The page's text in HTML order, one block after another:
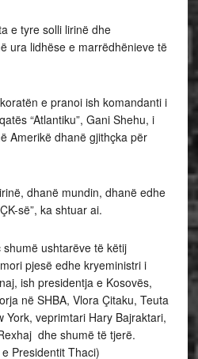
e tyre solli lirinë dhe
ura lidhëse e marrëdhënieve të
e pranoi ish komandanti i
“Atlantiku”, Gani Shehu, i
Amerikë dhanë gjithçka për
dhanë mundin, dhanë edhe
së”, ka shtuar ai.
ushtarëve të këtij
pjesë edhe kryeministri i
ish presidentja e Kosovës,
në SHBA, Vlora Çitaku, Teuta
York, veprimtari Hary Bajraktari,
dhe shumë të tjerë.
Presidentit Thaci)